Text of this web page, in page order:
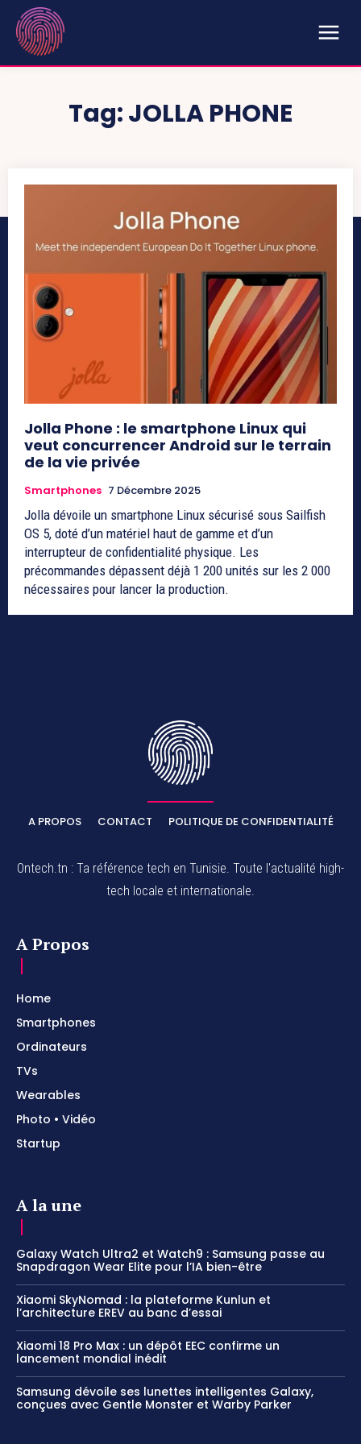
Tag:JOLLA PHONE
Jolla Phone : le smartphone Linux qui
veut concurrencer Android sur le terrain
de la vie privée
Smartphones 7 Décembre 2025
Jolla dévoile un smartphone Linux sécurisé sous Sailfish
OS 5, doté d’un matériel haut de gamme et d’un
interrupteur de confidentialité physique. Les
précommandes dépassent déjà 1 200 unités sur les 2 000
nécessaires pour lancer la production.
A PROPOS CONTACT POLITIQUE DE CONFIDENTIALITÉ
Ontech.tn : Ta référence tech en Tunisie. Toute l'actualité high-
tech locale et internationale.
A Propos
Home
Smartphones
Ordinateurs
TVs
Wearables
Photo • Vidéo
Startup
A la une
Galaxy Watch Ultra2 et Watch9 : Samsung passe au
Snapdragon Wear Elite pour l’IA bien-être
Xiaomi SkyNomad : la plateforme Kunlun et
l’architecture EREV au banc d’essai
Xiaomi 18 Pro Max : un dépôt EEC confirme un
lancement mondial inédit
Samsung dévoile ses lunettes intelligentes Galaxy,
conçues avec Gentle Monster et Warby Parker